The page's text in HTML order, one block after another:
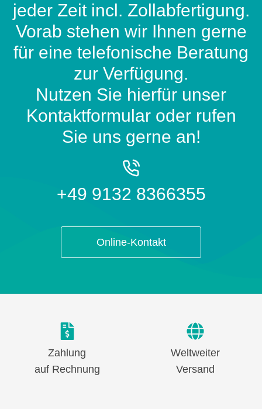
jeder Zeit incl. Zollabfertigung.
Vorab stehen wir Ihnen gerne
für eine telefonische Beratung
zur Verfügung.
Nutzen Sie hierfür unser
Kontaktformular oder rufen
Sie uns gerne an!
+49 9132 8366355
Online-Kontakt
Zahlung
auf Rechnung
Weltweiter
Versand